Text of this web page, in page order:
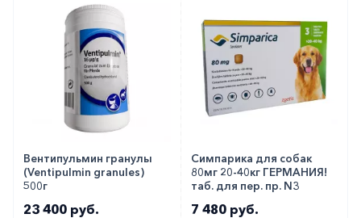
Вентипульмин гранулы
(Ventipulmin granules)
500г
23 400 руб.
Симпарика для собак
80мг 20-40кг ГЕРМАНИЯ!
таб. для пер. пр. N3
7 480 руб.